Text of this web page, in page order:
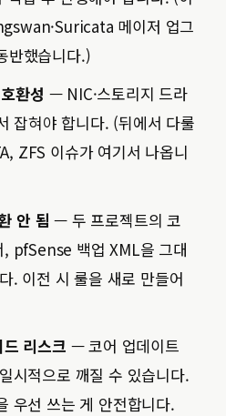
메이저 업그
반했습니다.)
환성 — NIC·스토리지 드라
잡혀야 합니다. (뒤에서 다룰
ZFS 이슈가 여기서 나옵니
안 됨 — 두 프로젝트의 코
, pfSense 백업 XML을 그대
. 이전 시 룰을 새로 만들어
리스크 — 코어 업데이트
시적으로 깨질 수 있습니다.
우선 쓰는 게 안전합니다.